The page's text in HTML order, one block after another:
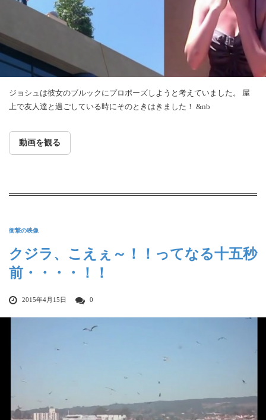
ジョシュは彼女のブルックにプロポーズしようと考えていました。 屋
上で友人達と過ごしている時にそのときはきました！ &nb
動画を観る
衝撃の映像
クジラ、こえぇ～！！ってなる十五秒
前・・・・！！
2015年4月15日 0